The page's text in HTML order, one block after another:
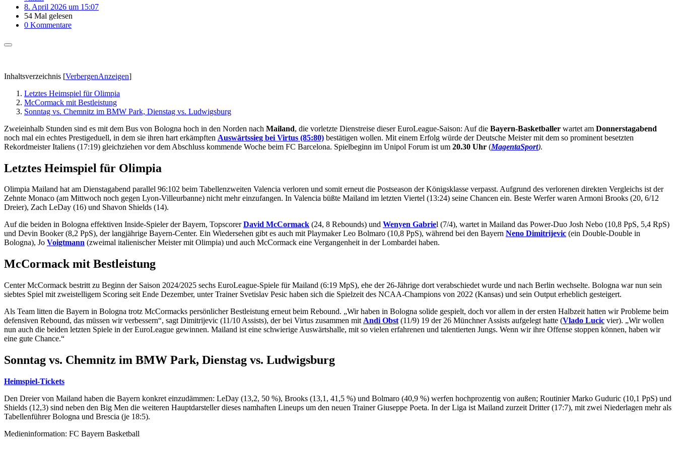
8. April 2026 um 15:07
54 Mal gelesen
0 Kommentare
Inhaltsverzeichnis [VerbergenAnzeigen]
Letztes Heimspiel für Olimpia
McCormack mit Bestleistung
Sonntag vs. Chemnitz im BMW Park, Dienstag vs. Ludwigsburg
Zweieinhalb Stunden sind es mit dem Bus von Bologna hoch in den Norden nach Mailand, die vorletzte Dienstreise dieser EuroLeague-Saison: Auf die Bayern-Basketballer wartet am Donnerstagabend
noch mal ein echtes Prestigeduell, in dem sie ihren hart erkämpften Auswärtssieg bei Virtus (85:80) bestätigen wollen. Mit einem Erfolg würde der Deutsche Meister mit dem so prominent besetzten
Rekordmeister Italiens (17:19) gleichziehen vor dem Abschluss kommende Woche beim FC Barcelona. Spielbeginn im Unipol Forum ist um 20.30 Uhr (MagentaSport).
Letztes Heimspiel für Olimpia
Olimpia Mailand hat am Dienstagabend parallel 96:102 beim Tabellenzweiten Valencia verloren und somit erneut die Postseason der Königsklasse verpasst. Aufgrund des verlorenen direkten Vergleichs ist der
Zehnte Monaco (am Mittwoch noch gegen Lyon-Villeurbanne) nicht mehr einzufangen. In Valencia büßte Mailand im letzten Viertel (13:24) seine Chancen ein. Beste Werfer waren Armoni Brooks (20, 6/12
Dreier), Zach LeDay (16) und Shavon Shields (14).
Auf die beiden in Bologna effektiven Inside-Spieler der Bayern, TopscorerDavid McCormack (24, 8 Rebounds) und Wenyen Gabriel (7/4), wartet in Mailand das Power-Duo Josh Nebo (10,8 PpS, 5,4 RpS)
und Devin Booker (8,2 PpS), der langjährige Bayern-Center. Ein Wiedersehen gibt es auch mit Playmaker Leo Bolmaro (10,8 PpS), während bei den Bayern Neno Dimitrijevic (ein Double-Double in
Bologna), Jo Voigtmann (zweimal italienischer Meister mit Olimpia) und auch McCormack eine Vergangenheit in der Lombardei haben.
McCormack mit Bestleistung
Center McCormack bestritt zu Beginn der Saison 2024/2025 sechs EuroLeague-Spiele für Mailand (6:19 MpS), ehe der 26-Jährige dort verabschiedet wurde und nach Berlin wechselte. Bologna war nun sein
siebtes Spiel mit zweistelligem Scoring seit Ende Dezember, unter Trainer Svetislav Pesic haben sich die Spielzeit des NCAA-Champions von 2022 (Kansas) und sein Output erheblich gesteigert.
Als Team litten die Bayern in Bologna trotz McCormacks persönlicher Bestleistung erneut beim Rebound. „Wir haben in Bologna solide gespielt, doch vor allem in der ersten Halbzeit hatten wir Probleme beim
defensiven Rebound, das müssen wir verbessern“, sagt Dimitrijevic (11/10 Assists), der bei Virtus zusammen mit Andi Obst (11/9) 19 der 26 Münchner Assists aufgelegt hatte (Vlado Lucic vier). „Wir wollen
nun auch die beiden letzten Spiele in der EuroLeague gewinnen. Mailand ist eine schwierige Auswärtshalle, mit so vielen erfahrenen und talentierten Jungs. Wenn wir ihre Offense stoppen können, haben wir
eine gute Chance.“
Sonntag vs. Chemnitz im BMW Park, Dienstag vs. Ludwigsburg
Heimspiel-Tickets
Den Dreier von Mailand haben die Bayern konkret einzudämmen: LeDay (13,2, 50 %), Brooks (13,1, 41,5 %) und Bolmaro (40,9 %) werfen hochprozentig von außen; Routinier Marko Guduric (10,1 PpS) und
Shields (12,3) sind neben den Big Men die weiteren Hauptdarsteller dieses namhaften Lineups um den neuen Trainer Giuseppe Poeta. In der Liga ist Mailand zurzeit Dritter (17:7), mit zwei Niederlagen mehr als
Tabellenführer Bologna und Brescia (je 18:5).
Medieninformation: FC Bayern Basketball